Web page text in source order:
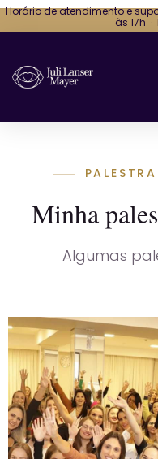
Horário de atendimento e
às 17h
Minha
Algumas